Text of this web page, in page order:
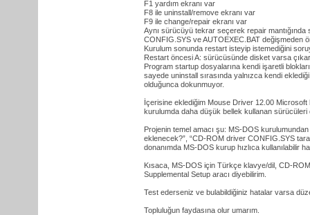
F1 yardım ekranı var
F8 ile uninstall/remove ekranı var
F9 ile change/repair ekranı var
Aynı sürücüyü tekrar seçerek repair
CONFIG.SYS ve AUTOEXEC.BAT değişmeden
Kurulum sonunda restart isteyip istemediğini
Restart öncesi A: sürücüsünde disket varsa
Program startup dosyalarına kendi işaretli
sayede uninstall sırasında yalnızca kendi
olduğunca dokunmuyor.
İçerisine eklediğim Mouse Driver 12.00 Microsoft
kurulumda daha düşük bellek kullanan sürücüleri
Projenin temel amacı şu: MS-DOS
eklenecek?”, “CD-ROM driver CONFIG.SYS
donanımda MS-DOS kurup hızlıca kullanılabilir
Kısaca, MS-DOS için Türkçe klavye/dil, CD-
Supplemental Setup aracı diyebilirim.
Test ederseniz ve bulabildiğiniz hatalar varsa
Topluluğun faydasına olur umarım.